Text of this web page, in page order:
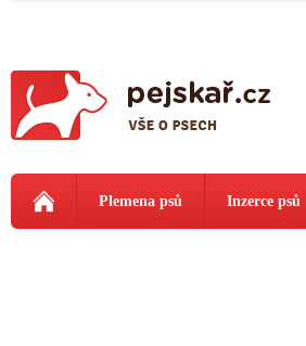
Plemena psů Inzerce psů